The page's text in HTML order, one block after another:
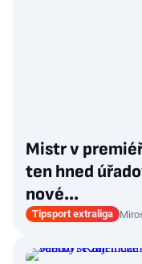
Mistr v
ten hned
nové…
Tipsport extraliga